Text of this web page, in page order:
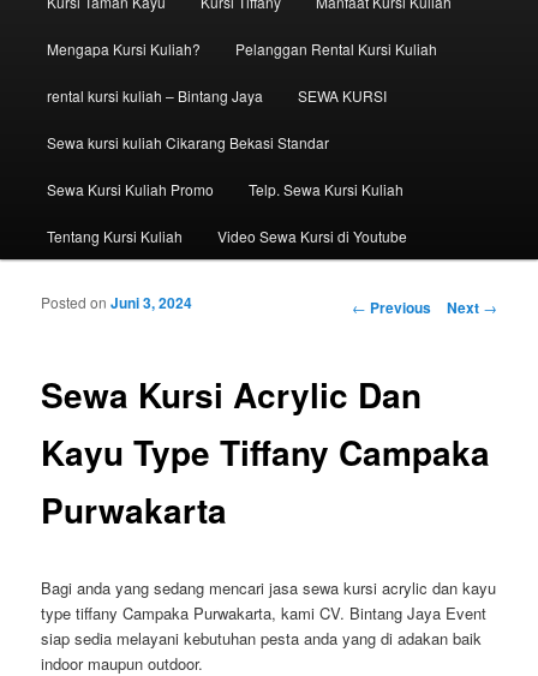
Mengapa Kursi Kuliah? Pelanggan Rental Kursi Kuliah
rental kursi kuliah – Bintang Jaya SEWA KURSI
Sewa kursi kuliah Cikarang Bekasi Standar
Sewa Kursi Kuliah Promo Telp. Sewa Kursi Kuliah
Tentang Kursi Kuliah Video Sewa Kursi di Youtube
Post navigation
← Previous Next →
Sewa Kursi Acrylic Dan
Kayu Type Tiffany Campaka
Purwakarta
Posted onJuni 3, 2024
Bagi anda yang sedang mencari jasa sewa kursi acrylic dan kayu
type tiffany Campaka Purwakarta, kami CV. Bintang Jaya Event
siap sedia melayani kebutuhan pesta anda yang di adakan baik
indoor maupun outdoor.